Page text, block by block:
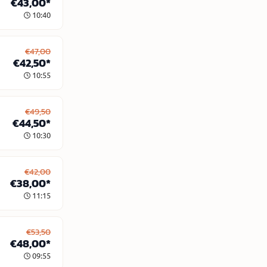
10:40
€47,00
€42,50*
10:55
€49,50
€44,50*
10:30
€42,00
€38,00*
11:15
€53,50
€48,00*
09:55